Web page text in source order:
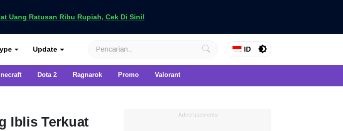
Uang Ratusan Ribu Rupiah, Cek Di Sini!
Update ID
Dota 2 Ragnarok Promo Valorant
Iblis Terkuat Advertisements